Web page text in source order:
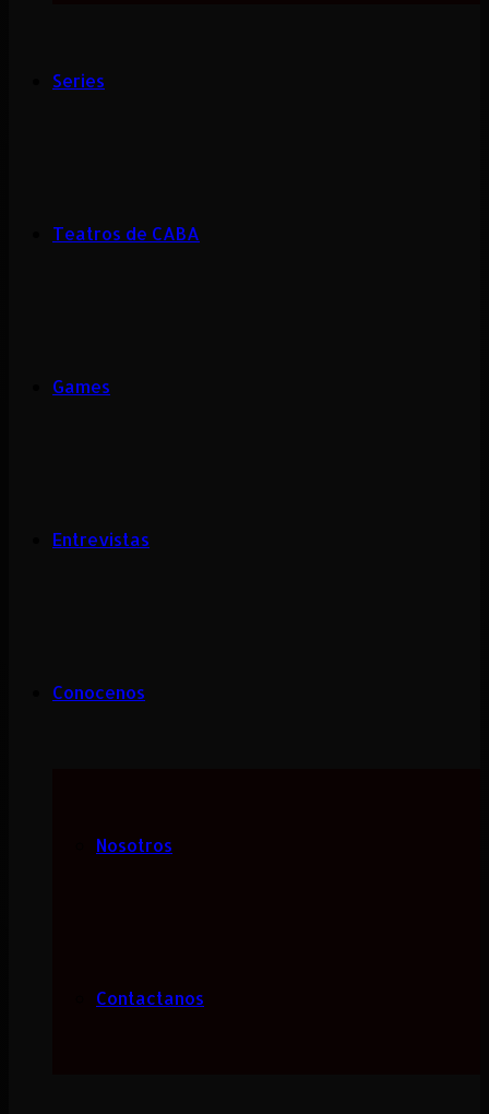
Series
Teatros de CABA
Games
Entrevistas
Conocenos
Nosotros
Contactanos